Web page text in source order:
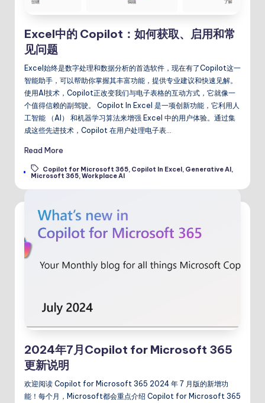
Excel中的 Copilot：如何获取、启用和常
见问题
Excel始终是数字处理和数据分析的首选软件，现在有了Copilot这一
智能助手，可以帮助你掌握其丰富功能，提供专业建议和快速见解。
使用AI技术，Copilot正改变我们与电子表格的互动方式，它就像一
个值得信赖的副驾驶。 Copilot In Excel 是一项创新功能，它利用人
工智能 （AI） 和机器学习算法来增强 Excel 中的用户体验。通过集
成这些先进技术，Copilot 在用户处理电子表…
Read More
Tags: Copilot for Microsoft 365 Copilot In Excel Generative AI
Microsoft 365,Workplace AI
2024年7月Copilot for Microsoft 365
更新说明
欢迎阅读 Copilot for Microsoft 365 2024 年 7 月版的新增功
能！每个月，Microsoft都会重点介绍 Copilot for Microsoft 365